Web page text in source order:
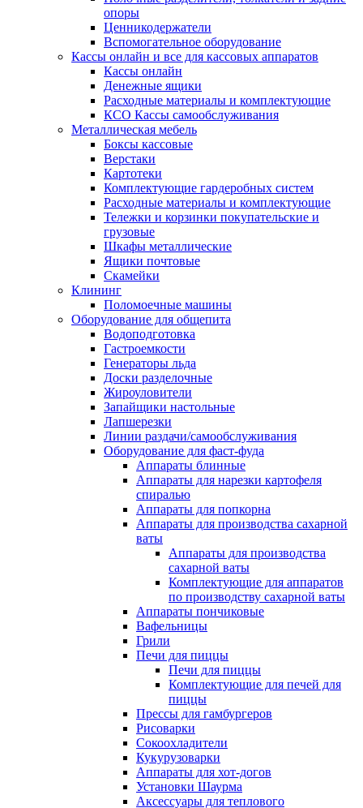
опоры
Ценникодержатели
Вспомогательное оборудование
Кассы онлайн и все для кассовых аппаратов
Кассы онлайн
Денежные ящики
Расходные материалы и комплектующие
КСО Кассы самообслуживания
Металлическая мебель
Боксы кассовые
Верстаки
Картотеки
Комплектующие гардеробных систем
Расходные материалы и комплектующие
Тележки и корзинки покупательские и
грузовые
Шкафы металлические
Ящики почтовые
Скамейки
Клининг
Поломоечные машины
Оборудование для общепита
Водоподготовка
Гастроемкости
Генераторы льда
Доски разделочные
Жироуловители
Запайщики настольные
Лапшерезки
Линии раздачи/самообслуживания
Оборудование для фаст-фуда
Аппараты блинные
Аппараты для нарезки картофеля
спиралью
Аппараты для попкорна
Аппараты для производства сахарной
ваты
Аппараты для производства
сахарной ваты
Комплектующие для аппаратов
по производству сахарной ваты
Аппараты пончиковые
Вафельницы
Грили
Печи для пиццы
Печи для пиццы
Комплектующие для печей для
пиццы
Прессы для гамбургеров
Рисоварки
Сокоохладители
Кукурузоварки
Аппараты для хот-догов
Установки Шаурма
Аксессуары для теплового